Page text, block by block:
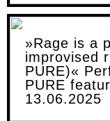
»Rage is a
improvised
PURE)«
PURE
13.06.2025